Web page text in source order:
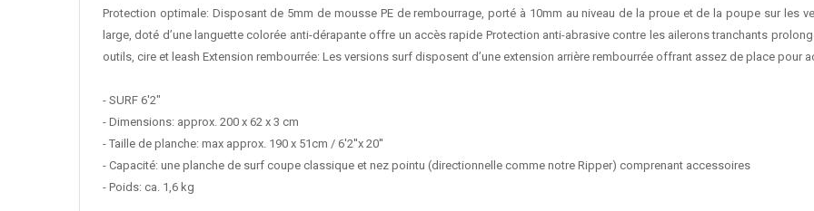
Protection optimale: Disposant de 5mm de mousse PE de rembourrage, porté à 10mm au niveau de la proue et de la poupe sur les
large, doté d’une languette colorée anti-dérapante offre un accès rapide Protection anti-abrasive contre les ailerons tranchants
outils, cire et leash Extension rembourrée: Les versions surf disposent d’une extension arrière rembourrée offrant assez de place pour
- SURF 6'2"
- Dimensions: approx. 200 x 62 x 3 cm
- Taille de planche: max approx. 190 x 51cm / 6'2''x 20''
- Capacité: une planche de surf coupe classique et nez pointu (directionnelle comme notre Ripper) comprenant accessoires
- Poids: ca. 1,6 kg